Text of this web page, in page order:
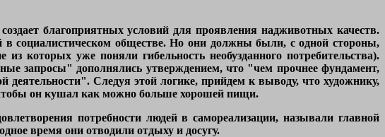
благоприятных условий для проявления надживотных качеств.
в социалистическом обществе. Но они должны были, с одной стороны,
которых уже поняли гибельность необузданного потребительства).
запросы" дополнялись утверждением, что "чем прочнее фундамент,
Следуя этой логике, прийдем к выводу, что художнику,
он кушал как можно больше хорошей пищи.
потребности людей в самореализации, называли главной
время они отводили отдыху и досугу.